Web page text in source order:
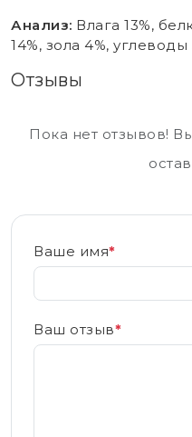
Анализ: Влага 13%,
14%, зола 4%, углеводы
Отзывы
Пока нет отзывов!
Ваше имя*
Ваш отзыв*